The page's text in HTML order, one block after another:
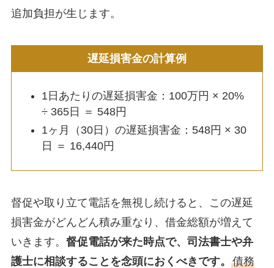
追加負担が生じます。
遅延損害金の計算例
1日あたりの遅延損害金：100万円 × 20%
÷ 365日 ＝ 548円
1ヶ月（30日）の遅延損害金：548円 × 30
日 ＝ 16,440円
督促や取り立て電話を無視し続けると、この遅延
損害金がどんどん積み重なり、借金総額が増えて
いきます。 督促電話が来た時点で、司法書士や弁
護士に相談することを念頭におくべきです。 債務